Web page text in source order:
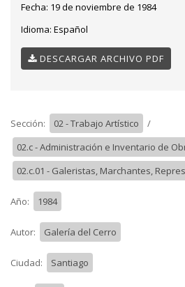
Fecha: 19 de noviembre de 1984
Idioma: Español
DESCARGAR ARCHIVO PDF
Sección: 02 - Trabajo Artístico
/
02.c - Administración e Inventario de
02.c.01 - Galeristas, Marchantes,
Año: 1984
Autor: Galería del Cerro
Ciudad: Santiago